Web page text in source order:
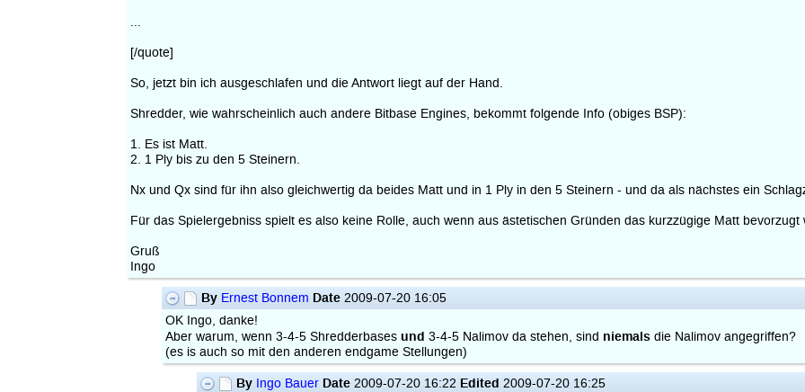
...
[/quote]
So, jetzt bin ich ausgeschlafen und die Antwort liegt auf der Hand.
Shredder, wie wahrscheinlich auch andere Bitbase Engines, bekommt folgende Info (obiges BSP):
1. Es ist Matt.
2. 1 Ply bis zu den 5 Steinern.
Nx und Qx sind für ihn also gleichwertig da beides Matt und in 1 Ply in den 5 Steinern - und da als nächstes ein
Für das Spielergebniss spielt es also keine Rolle, auch wenn aus ästetischen Gründen das kurzzügige Matt bevorzugt
Gruß
Ingo
By Ernest Bonnem Date2009-07-20 16:05
OK Ingo, danke!
Aber warum, wenn 3-4-5 Shredderbases und 3-4-5 Nalimov da stehen, sind niemalsdie Nalimov angegriffen?
(es is auch so mit den anderen endgame Stellungen)
By Ingo Bauer Date2009-07-20 16:22 Edited 2009-07-20 16:25